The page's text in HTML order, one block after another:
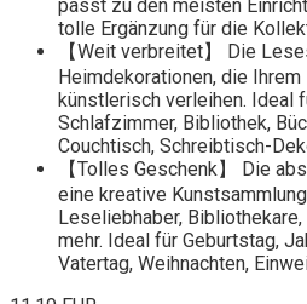
passt zu den meisten
tolle Ergänzung für die
【Weit verbreitet】 Die
Heimdekorationen, die
künstlerisch verleihen. Ideal
Schlafzimmer, Bibliothek,
Couchtisch, Schreibtisch-
【Tolles Geschenk】 Die
eine kreative
Leseliebhaber,
mehr. Ideal für Geburtstag,
Vatertag, Weihnachten,